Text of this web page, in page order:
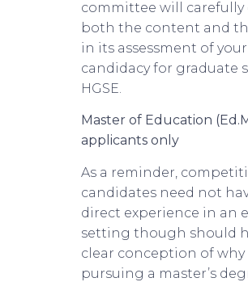
committee will carefully
both the content and
in its assessment of your
candidacy for graduate
HGSE.
Master of Education
applicants only
As a reminder,
candidates need not
direct experience in an
setting though should
clear conception of why
pursuing a master’s